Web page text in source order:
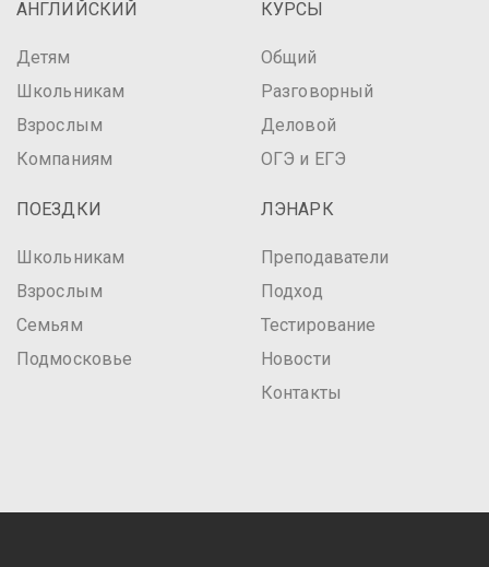
АНГЛИЙСКИЙ
Детям
Школьникам
Взрослым
Компаниям
КУРСЫ
Общий
Разговорный
Деловой
ОГЭ и ЕГЭ
ПОЕЗДКИ
Школьникам
Взрослым
Семьям
Подмосковье
ЛЭНАРК
Преподаватели
Подход
Тестирование
Новости
Контакты